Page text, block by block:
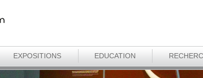
EXPOSITIONS EDUCATION